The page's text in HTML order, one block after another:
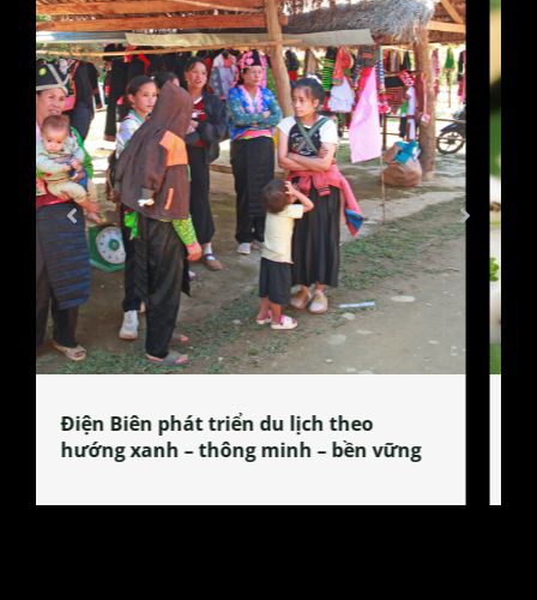
Làng làm bánh tẻ Phú Nhi – nơi lan
tỏa đặc sản xứ Đoài